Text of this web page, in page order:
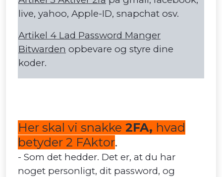
live, yahoo, Apple-ID, snapchat osv.
Artikel 4 Lad Password Manger
Bitwarden opbevare og styre dine
koder.
Her skal vi snakke 2FA, hvad
betyder 2 FAktor.
- Som det hedder. Det er, at du har
noget personligt, dit password, og